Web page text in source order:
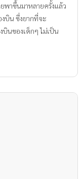
พาขึ้นมาหลายครั้งแล้ว
บิน ซึ่งยากที่จะ
บินของเด็กๆ ไม่เป็น